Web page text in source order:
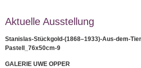
Aktuelle Ausstellung
Stanislas-Stückgold-(1868–1933)-Aus-dem-
Pastell_76x50cm-9
GALERIE UWE OPPER